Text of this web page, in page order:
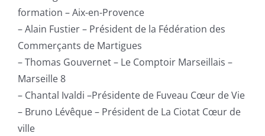
formation – Aix-en-Provence
– Alain Fustier – Président de la Fédération des
Commerçants de Martigues
– Thomas Gouvernet – Le Comptoir Marseillais –
Marseille 8
– Chantal Ivaldi –Présidente de Fuveau Cœur de Vie
– Bruno Lévêque – Président de La Ciotat Cœur de
ville